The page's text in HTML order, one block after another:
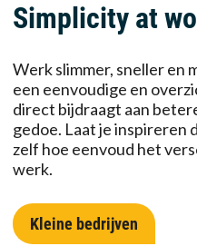
Simplicity at
Werk slimmer, sneller en
een eenvoudige en
direct bijdraagt aan
gedoe. Laat je inspireren
zelf hoe eenvoud het
werk.
Kleine bedrijven